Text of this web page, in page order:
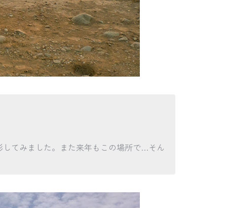
てみました。また来年もこの場所で…そん